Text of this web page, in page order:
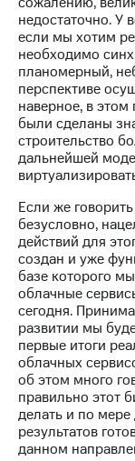
недостаточно. У
если мы хотим
необходимо
планомерный,
перспективе
наверное, в
были сделаны
строительство
дальнейшей
Если же
безусловно,
действий для
создан и уже
базе которого
облачные
сегодня.
развитии мы
первые итоги
облачных
об этом много
правильно этот
делать и по
результатов
данном